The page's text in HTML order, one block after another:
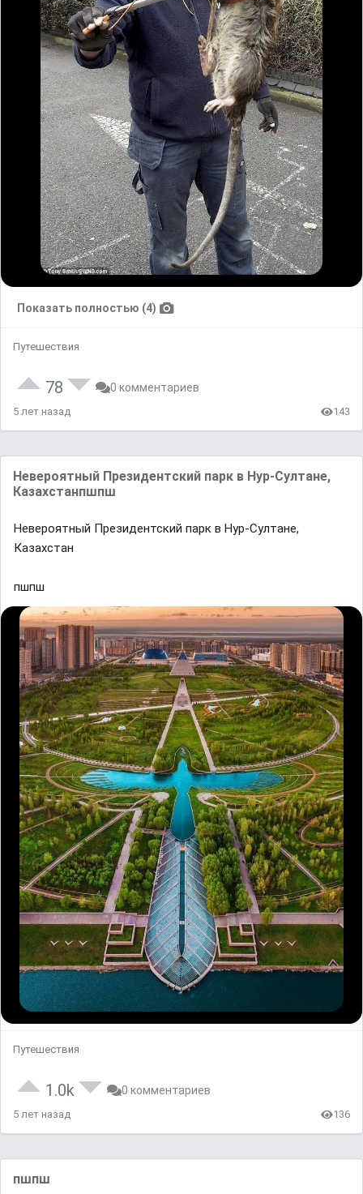
Показать полностью (4)
Путешествия
78 0 комментариев
5 лет назад 143
Невероятный Президентский парк в Нур-Султане,
Казахстанпшпш
Невероятный Президентский парк в Нур-Султане,
Казахстан
пшпш
Путешествия
1.0k 0 комментариев
5 лет назад 136
пшпш